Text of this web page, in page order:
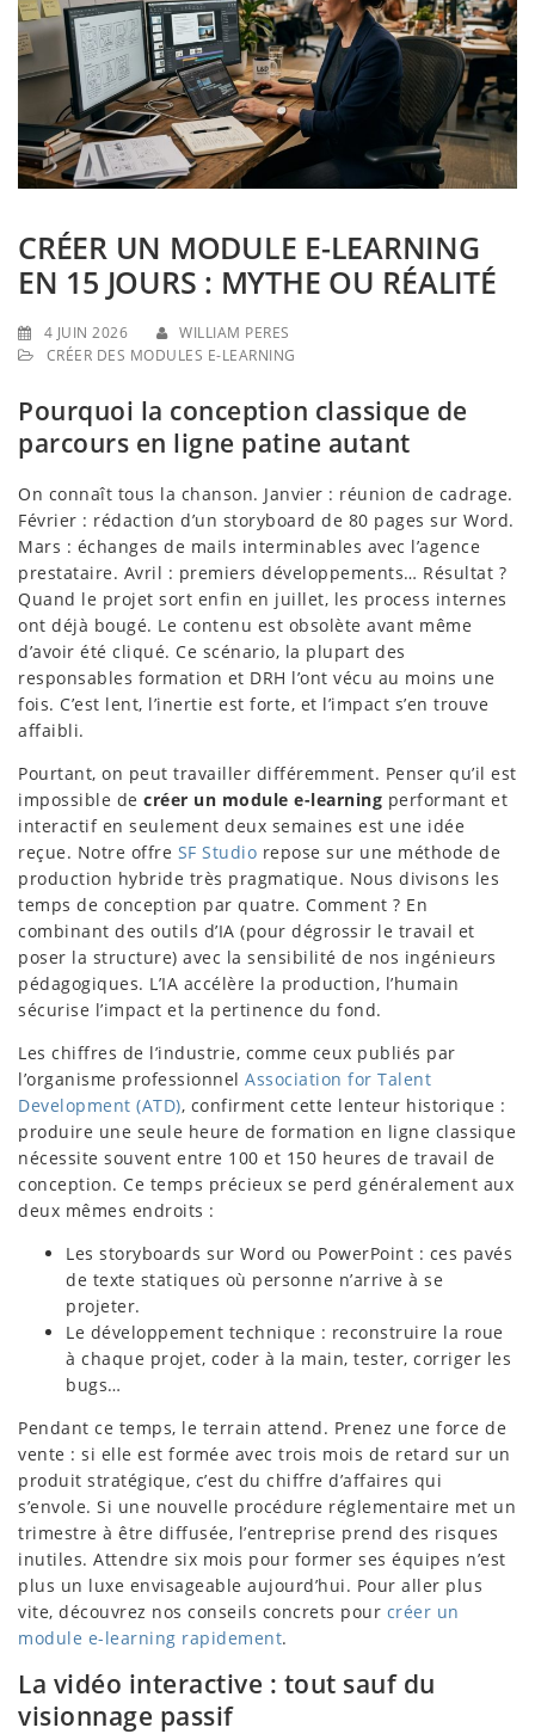
g
i
o
CRÉER UN MODULE E-LEARNING
EN 15 JOURS : MYTHE OU RÉALITÉ
4 JUIN 2026
WILLIAM PERES
CRÉER DES MODULES E-LEARNING
Pourquoi la conception classique de
parcours en ligne patine autant
On connaît tous la chanson. Janvier : réunion de cadrage.
Février : rédaction d’un storyboard de 80 pages sur Word.
Mars : échanges de mails interminables avec l’agence
prestataire. Avril : premiers développements… Résultat ?
Quand le projet sort enfin en juillet, les process internes
ont déjà bougé. Le contenu est obsolète avant même
d’avoir été cliqué. Ce scénario, la plupart des
responsables formation et DRH l’ont vécu au moins une
fois. C’est lent, l’inertie est forte, et l’impact s’en trouve
affaibli.
Pourtant, on peut travailler différemment. Penser qu’il est
impossible de créer un module e-learning performant et
interactif en seulement deux semaines est une idée
reçue. Notre offre SF Studio repose sur une méthode de
production hybride très pragmatique. Nous divisons les
temps de conception par quatre. Comment ? En
combinant des outils d’IA (pour dégrossir le travail et
poser la structure) avec la sensibilité de nos ingénieurs
pédagogiques. L’IA accélère la production, l’humain
sécurise l’impact et la pertinence du fond.
Les chiffres de l’industrie, comme ceux publiés par
l’organisme professionnel Association for Talent
Development (ATD), confirment cette lenteur historique :
produire une seule heure de formation en ligne classique
nécessite souvent entre 100 et 150 heures de travail de
conception. Ce temps précieux se perd généralement aux
deux mêmes endroits :
Les storyboards sur Word ou PowerPoint : ces pavés
de texte statiques où personne n’arrive à se
projeter.
Le développement technique : reconstruire la roue
à chaque projet, coder à la main, tester, corriger les
bugs…
Pendant ce temps, le terrain attend. Prenez une force de
vente : si elle est formée avec trois mois de retard sur un
produit stratégique, c’est du chiffre d’affaires qui
s’envole. Si une nouvelle procédure réglementaire met un
trimestre à être diffusée, l’entreprise prend des risques
inutiles. Attendre six mois pour former ses équipes n’est
plus un luxe envisageable aujourd’hui. Pour aller plus
vite, découvrez nos conseils concrets pour créer un
module e-learning rapidement.
La vidéo interactive : tout sauf du
visionnage passif